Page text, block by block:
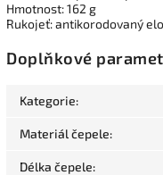
Hmotnost: 162 g
Rukojeť: antikorodovaný
Doplňkové
Kategorie:
Materiál čepele:
Délka čepele: